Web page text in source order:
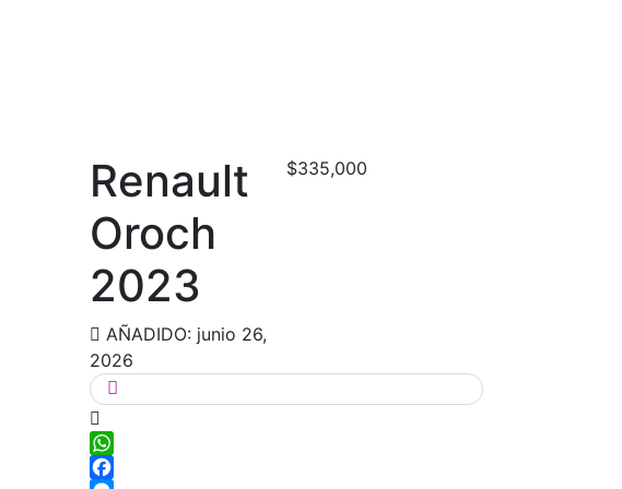
Renault
Oroch
2023
AÑADIDO: junio 26,
2026
$335,000
WhatsApp